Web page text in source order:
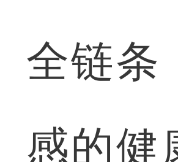
全链条
感的健